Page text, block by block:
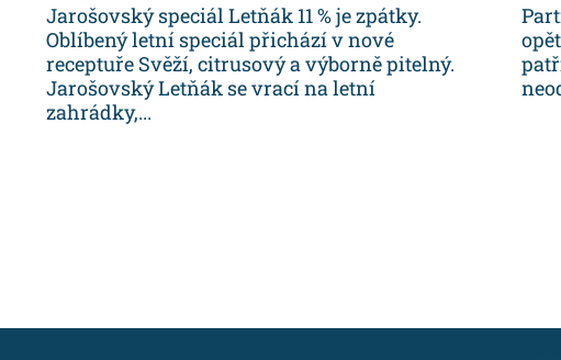
Jarošovský speciál Letňák 11 % je zpátky.
Oblíbený letní speciál přichází v nové
receptuře Svěží, citrusový a výborně pitelný.
Jarošovský Letňák se vrací na letní
zahrádky,...